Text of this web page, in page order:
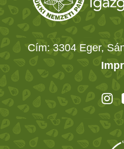
Cím: 3304 Eger,